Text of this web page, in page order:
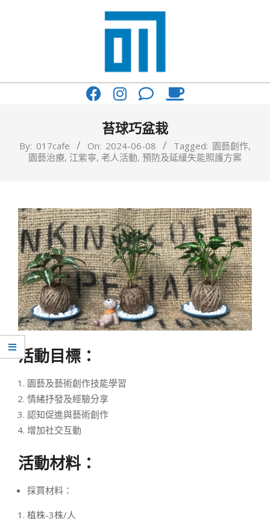
017
你
一
咖
啡
館
苔球巧盆栽
By: 017cafe On: 2024-06-08 Tagged: 園藝創作,
園藝治療, 江紫寧, 老人活動, 預防及延緩失能照護方案
活動目標：
園藝及藝術創作技能學習
情緒抒發及經驗分享
認知促進與藝術創作
增加社交互動
活動材料：
採買材料：
植株-3株/人